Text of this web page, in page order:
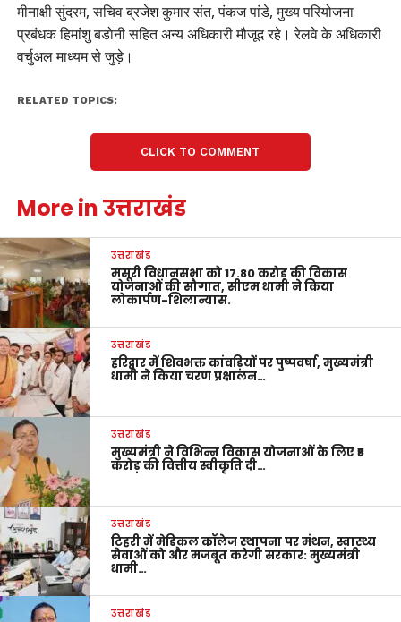
मीनाक्षी सुंदरम, सचिव ब्रजेश कुमार संत, पंकज पांडे, मुख्य परियोजना
प्रबंधक हिमांशु बडोनी सहित अन्य अधिकारी मौजूद रहे। रेलवे के अधिकारी
वर्चुअल माध्यम से जुड़े।
RELATED TOPICS:
CLICK TO COMMENT
More in उत्तराखंड
उत्तराखंड
मसूरी विधानसभा को 17.80 करोड़ की विकास
योजनाओं की सौगात, सीएम धामी ने किया
लोकार्पण-शिलान्यास.
उत्तराखंड
हरिद्वार में शिवभक्त कांवड़ियों पर पुष्पवर्षा, मुख्यमंत्री
धामी ने किया चरण प्रक्षालन…
उत्तराखंड
मुख्यमंत्री ने विभिन्न विकास योजनाओं के लिए ₹5
करोड़ की वित्तीय स्वीकृति दी…
उत्तराखंड
टिहरी में मेडिकल कॉलेज स्थापना पर मंथन, स्वास्थ्य
सेवाओं को और मजबूत करेगी सरकार: मुख्यमंत्री
धामी…
उत्तराखंड